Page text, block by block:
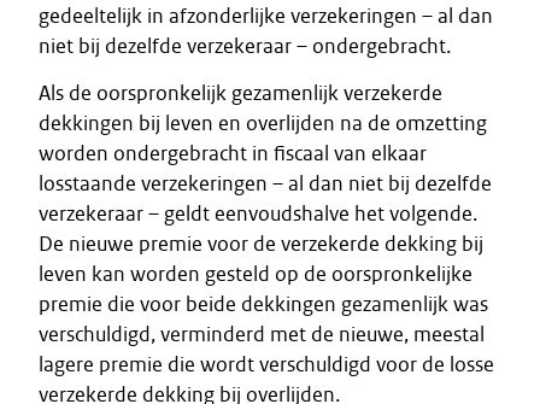
gedeeltelijk in afzonderlijke verzekeringen – al dan
niet bij dezelfde verzekeraar – ondergebracht.
Als de oorspronkelijk gezamenlijk verzekerde
dekkingen bij leven en overlijden na de omzetting
worden ondergebracht in fiscaal van elkaar
losstaande verzekeringen – al dan niet bij dezelfde
verzekeraar – geldt eenvoudshalve het volgende.
De nieuwe premie voor de verzekerde dekking bij
leven kan worden gesteld op de oorspronkelijke
premie die voor beide dekkingen gezamenlijk was
verschuldigd, verminderd met de nieuwe, meestal
lagere premie die wordt verschuldigd voor de losse
verzekerde dekking bij overlijden.